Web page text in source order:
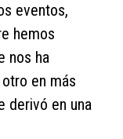
eventos,
hemos
nos ha
en más
derivó en una